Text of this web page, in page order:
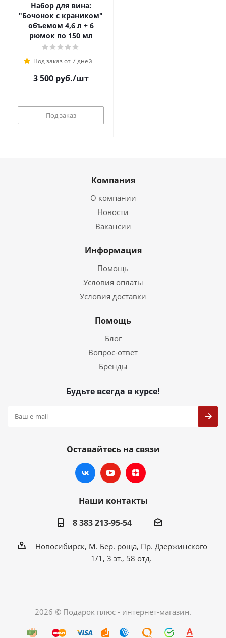
Набор для вина:
"Бочонок с краником"
объемом 4,6 л + 6
рюмок по 150 мл
Под заказ от 7 дней
3 500руб./шт
Под заказ
Компания
О компании
Новости
Вакансии
Информация
Помощь
Условия оплаты
Условия доставки
Помощь
Блог
Вопрос-ответ
Бренды
Будьте всегда в курсе!
Оставайтесь на связи
Наши контакты
8 383 213-95-54
Новосибирск, М. Бер. роща, Пр. Дзержинского
1/1, 3 эт., 58 отд.
2026 © Подарок плюс - интернет-магазин.